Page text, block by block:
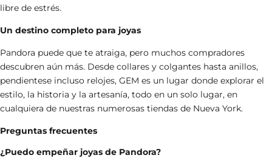
libre de estrés.
Un destino completo para joyas
Pandora puede que te atraiga, pero muchos compradores
descubren aún más. Desde collares y colgantes hasta anillos,
pendientese incluso relojes, GEM es un lugar donde explorar el
estilo, la historia y la artesanía, todo en un solo lugar, en
cualquiera de nuestras numerosas tiendas de Nueva York.
Preguntas frecuentes
¿Puedo empeñar joyas de Pandora?